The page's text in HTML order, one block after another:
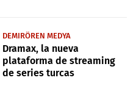
DEMIRÖREN MEDYA
Dramax, la nueva
plataforma de streaming
de series turcas